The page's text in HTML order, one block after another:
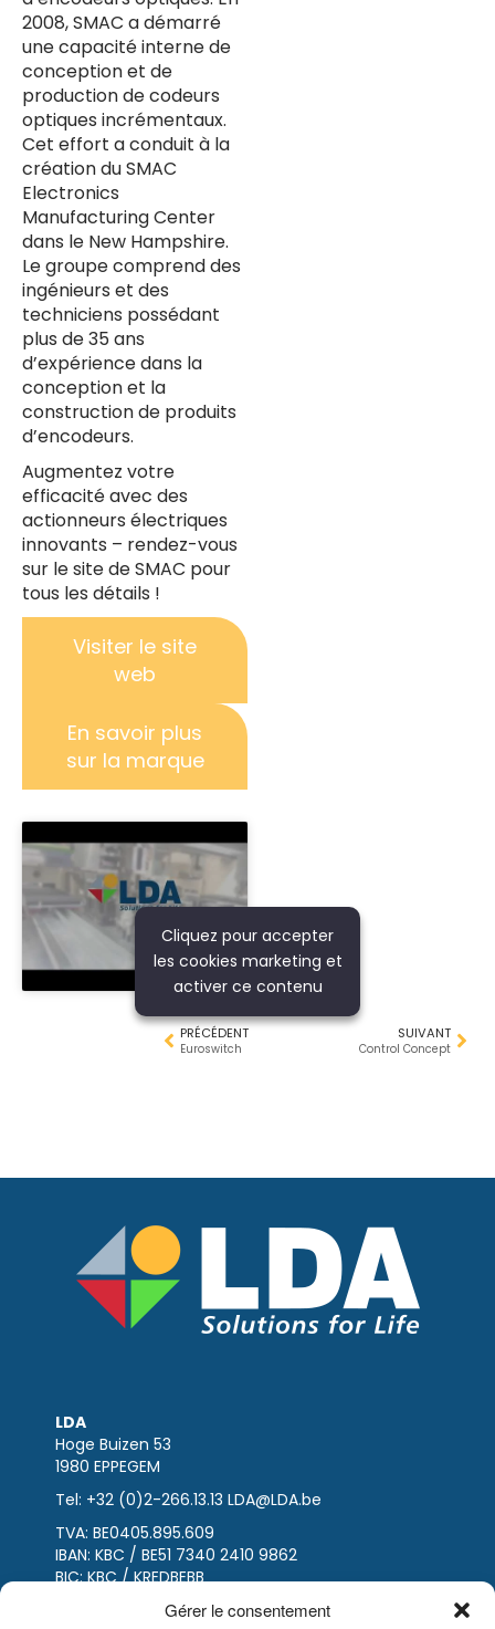
Gérer le consentement
2008, SMAC a démarré
une capacité interne de
conception et de
production de codeurs
optiques incrémentaux.
Cet effort a conduit à la
création du SMAC
Electronics
Manufacturing Center
dans le New Hampshire.
Le groupe comprend des
ingénieurs et des
techniciens possédant
plus de 35 ans
d’expérience dans la
conception et la
construction de produits
d’encodeurs.
Augmentez votre
efficacité avec des
actionneurs électriques
innovants – rendez-vous
sur le site de SMAC pour
tous les détails !
Visiter le site
web
En savoir plus
sur la marque
Cliquez pour accepter
les cookies marketing et
activer ce contenu
SUIVANT
Control Concept
PRÉCÉDENT
Euroswitch
LDA
Hoge Buizen 53
1980 EPPEGEM
Tel: +32 (0)2-266.13.13 LDA@LDA.be
TVA: BE0405.895.609
IBAN: KBC / BE51 7340 2410 9862
BIC: KBC / KREDBEBB
Mentions légales| Avis de non-responsabilité